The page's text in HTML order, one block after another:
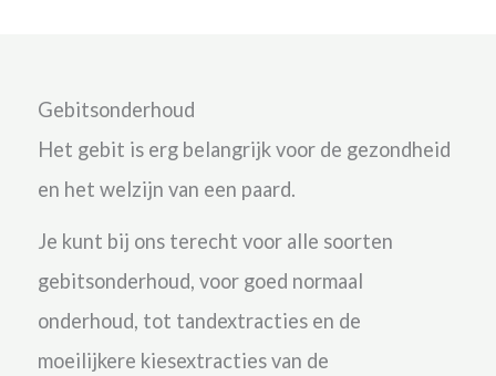
Gebitsonderhoud
Het gebit is erg belangrijk voor de gezondheid
en het welzijn van een paard.
Je kunt bij ons terecht voor alle soorten
gebitsonderhoud, voor goed normaal
onderhoud, tot tandextracties en de
moeilijkere kiesextracties van de